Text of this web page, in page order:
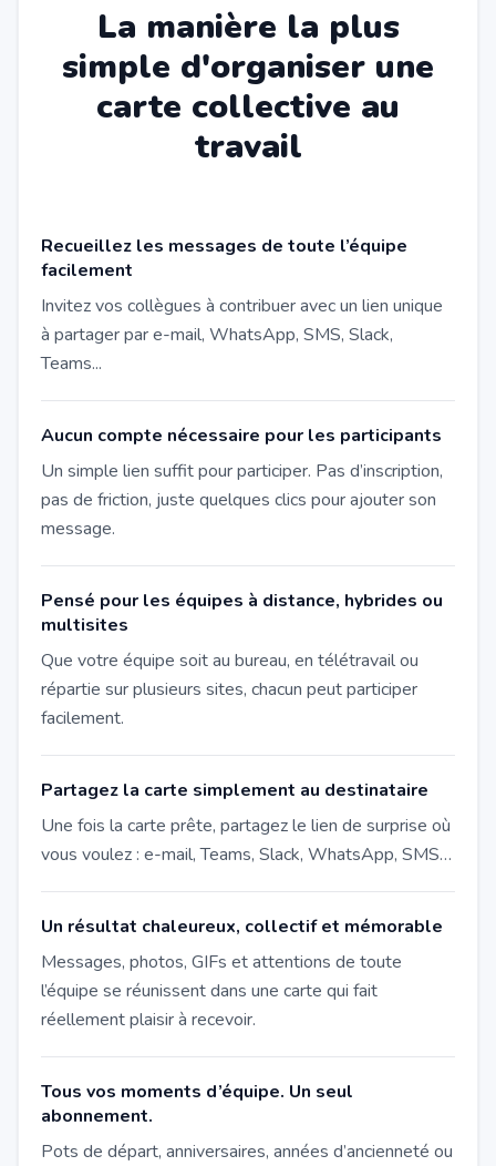
La manière la plus
simple d'organiser une
carte collective au
travail
Recueillez les messages de toute l’équipe
facilement
Invitez vos collègues à contribuer avec un lien unique
à partager par e-mail, WhatsApp, SMS, Slack,
Teams...
Aucun compte nécessaire pour les participants
Un simple lien suffit pour participer. Pas d’inscription,
pas de friction, juste quelques clics pour ajouter son
message.
Pensé pour les équipes à distance, hybrides ou
multisites
Que votre équipe soit au bureau, en télétravail ou
répartie sur plusieurs sites, chacun peut participer
facilement.
Partagez la carte simplement au destinataire
Une fois la carte prête, partagez le lien de surprise où
vous voulez : e-mail, Teams, Slack, WhatsApp, SMS…
Un résultat chaleureux, collectif et mémorable
Messages, photos, GIFs et attentions de toute
l’équipe se réunissent dans une carte qui fait
réellement plaisir à recevoir.
Tous vos moments d’équipe. Un seul
abonnement.
Pots de départ, anniversaires, années d’ancienneté ou